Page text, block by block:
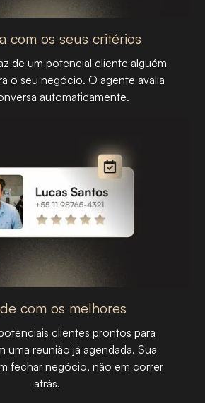
com os seus critérios
de um potencial cliente alguém
o seu negócio. O agente avalia
automaticamente.
com os melhores
clientes prontos para
uma reunião já agendada. Sua
fechar negócio, não em correr
atrás.